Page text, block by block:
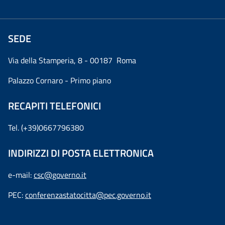
SEDE
Via della Stamperia, 8 - 00187 Roma
Palazzo Cornaro - Primo piano
RECAPITI TELEFONICI
Tel. (+39)0667796380
INDIRIZZI DI POSTA ELETTRONICA
e-mail:csc@governo.it
PEC:conferenzastatocitta@pec.governo.it